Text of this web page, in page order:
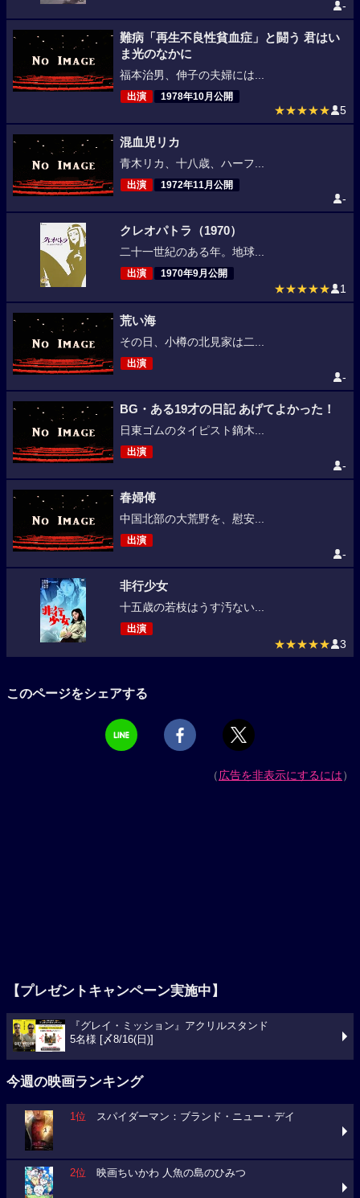
-
難病「再生不良性貧血症」と闘う 君はい
ま光のなかに
福本治男、伸子の夫婦には...
出演 1978年10月公開
★★★★★ 5
混血児リカ
青木リカ、十八歳、ハーフ...
出演 1972年11月公開
-
クレオパトラ（1970）
二十一世紀のある年。地球...
出演 1970年9月公開
★★★★★ 1
荒い海
その日、小樽の北見家は二...
出演
-
BG・ある19才の日記 あげてよかった！
日東ゴムのタイピスト鏑木...
出演
-
春婦傅
中国北部の大荒野を、慰安...
出演
-
非行少女
十五歳の若枝はうす汚ない...
出演
★★★★★ 3
このページをシェアする
（広告を非表示にするには）
【プレゼントキャンペーン実施中】
『グレイ・ミッション』アクリルスタンド
5名様 [〆8/16(日)]
今週の映画ランキング
1位 スパイダーマン：ブランド・ニュー・デイ
2位 映画ちいかわ 人魚の島のひみつ